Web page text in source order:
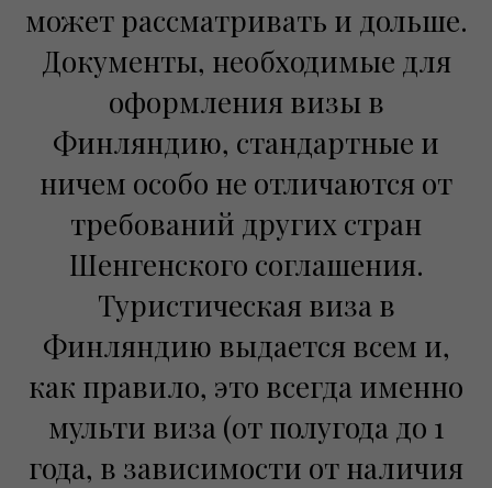
может рассматривать и дольше.
Документы, необходимые для
оформления визы в
Финляндию, стандартные и
ничем особо не отличаются от
требований других стран
Шенгенского соглашения.
Туристическая виза в
Финляндию выдается всем и,
как правило, это всегда именно
мульти виза (от полугода до 1
года, в зависимости от наличия